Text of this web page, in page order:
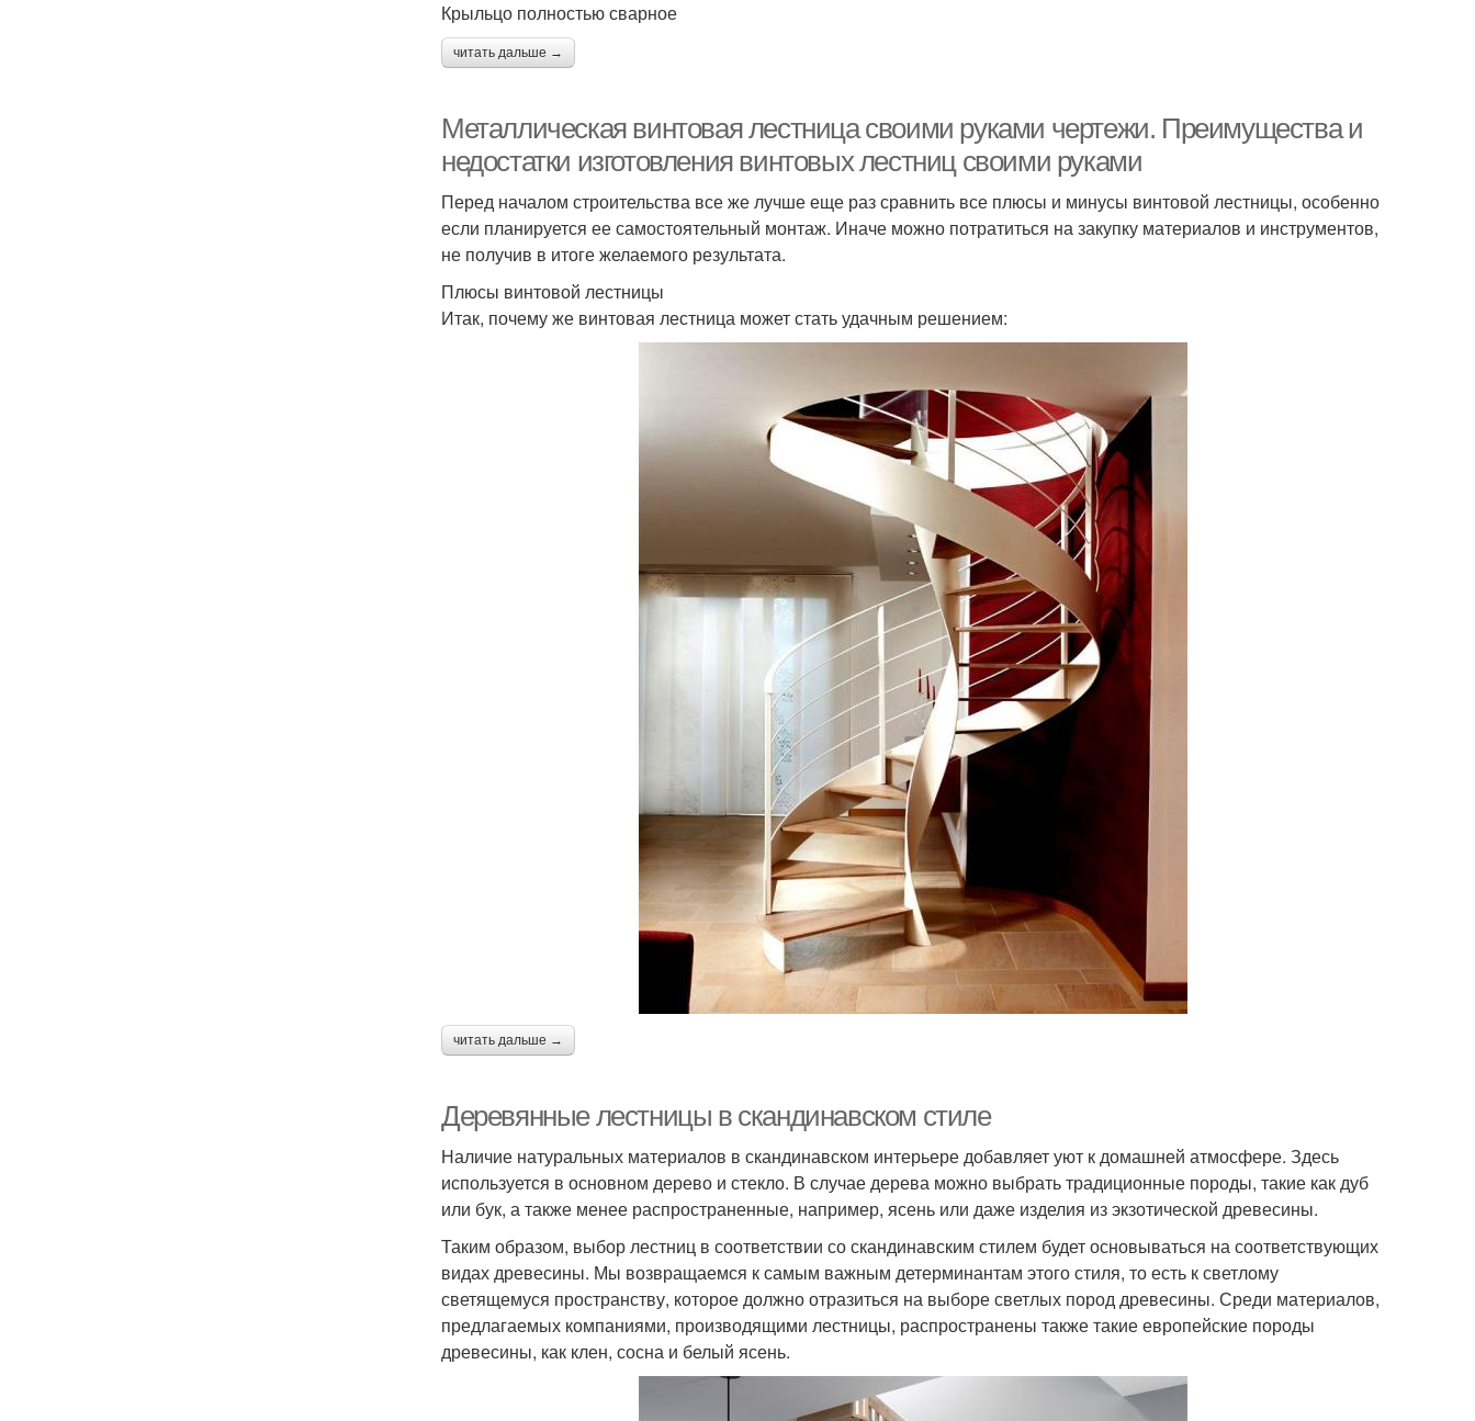
Крыльцо полностью сварное
читать дальше →
Металлическая винтовая лестница своими руками чертежи. Преимущества и
недостатки изготовления винтовых лестниц своими руками
Перед началом строительства все же лучше еще раз сравнить все плюсы и минусы винтовой лестницы, особенно
если планируется ее самостоятельный монтаж. Иначе можно потратиться на закупку материалов и инструментов,
не получив в итоге желаемого результата.
Плюсы винтовой лестницы
Итак, почему же винтовая лестница может стать удачным решением:
читать дальше →
Деревянные лестницы в скандинавском стиле
Наличие натуральных материалов в скандинавском интерьере добавляет уют к домашней атмосфере. Здесь
используется в основном дерево и стекло. В случае дерева можно выбрать традиционные породы, такие как дуб
или бук, а также менее распространенные, например, ясень или даже изделия из экзотической древесины.
Таким образом, выбор лестниц в соответствии со скандинавским стилем будет основываться на соответствующих
видах древесины. Мы возвращаемся к самым важным детерминантам этого стиля, то есть к светлому
светящемуся пространству, которое должно отразиться на выборе светлых пород древесины. Среди материалов,
предлагаемых компаниями, производящими лестницы, распространены также такие европейские породы
древесины, как клен, сосна и белый ясень.